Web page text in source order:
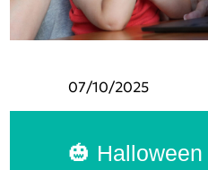
07/10/2025
🎃 Halloween